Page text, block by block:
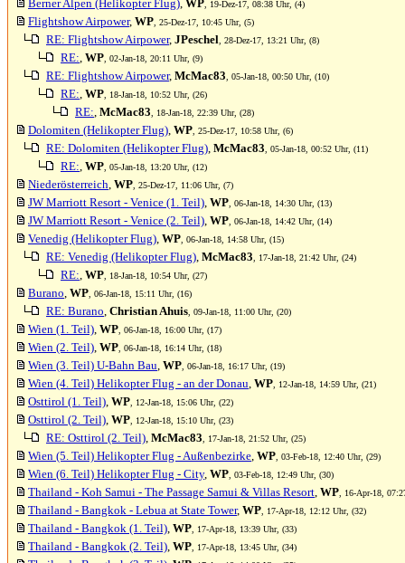
Berner Alpen (Helikopter Flug), WP , 19-Dez-17, 08:38 Uhr, (4)
Flightshow Airpower, WP , 25-Dez-17, 10:45 Uhr, (5)
RE: Flightshow Airpower, JPeschel , 28-Dez-17, 13:21 Uhr, (8)
RE:, WP , 02-Jan-18, 20:11 Uhr, (9)
RE: Flightshow Airpower, McMac83 , 05-Jan-18, 00:50 Uhr, (10)
RE:, WP , 18-Jan-18, 10:52 Uhr, (26)
RE:, McMac83 , 18-Jan-18, 22:39 Uhr, (28)
Dolomiten (Helikopter Flug), WP , 25-Dez-17, 10:58 Uhr, (6)
RE: Dolomiten (Helikopter Flug), McMac83 , 05-Jan-18, 00:52 Uhr, (11)
RE:, WP , 05-Jan-18, 13:20 Uhr, (12)
Niederösterreich, WP , 25-Dez-17, 11:06 Uhr, (7)
JW Marriott Resort - Venice (1. Teil), WP , 06-Jan-18, 14:30 Uhr, (13)
JW Marriott Resort - Venice (2. Teil), WP , 06-Jan-18, 14:42 Uhr, (14)
Venedig (Helikopter Flug), WP , 06-Jan-18, 14:58 Uhr, (15)
RE: Venedig (Helikopter Flug), McMac83 , 17-Jan-18, 21:42 Uhr, (24)
RE:, WP , 18-Jan-18, 10:54 Uhr, (27)
Burano, WP , 06-Jan-18, 15:11 Uhr, (16)
RE: Burano, Christian Ahuis , 09-Jan-18, 11:00 Uhr, (20)
Wien (1. Teil), WP , 06-Jan-18, 16:00 Uhr, (17)
Wien (2. Teil), WP , 06-Jan-18, 16:14 Uhr, (18)
Wien (3. Teil) U-Bahn Bau, WP , 06-Jan-18, 16:17 Uhr, (19)
Wien (4. Teil) Helikopter Flug - an der Donau, WP , 12-Jan-18, 14:59 Uhr, (21)
Osttirol (1. Teil), WP , 12-Jan-18, 15:06 Uhr, (22)
Osttirol (2. Teil), WP , 12-Jan-18, 15:10 Uhr, (23)
RE: Osttirol (2. Teil), McMac83 , 17-Jan-18, 21:52 Uhr, (25)
Wien (5. Teil) Helikopter Flug - Außenbezirke, WP , 03-Feb-18, 12:40 Uhr, (29)
Wien (6. Teil) Helikopter Flug - City, WP , 03-Feb-18, 12:49 Uhr, (30)
Thailand - Koh Samui - The Passage Samui & Villas Resort, WP , 16-Apr-18,
Thailand - Bangkok - Lebua at State Tower, WP , 17-Apr-18, 12:12 Uhr, (32)
Thailand - Bangkok (1. Teil), WP , 17-Apr-18, 13:39 Uhr, (33)
Thailand - Bangkok (2. Teil), WP , 17-Apr-18, 13:45 Uhr, (34)